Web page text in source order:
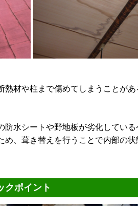
材や柱まで傷めてしまうことが
防水シートや野地板が劣化している
め、葺き替えを行うことで内部の状
クポイント